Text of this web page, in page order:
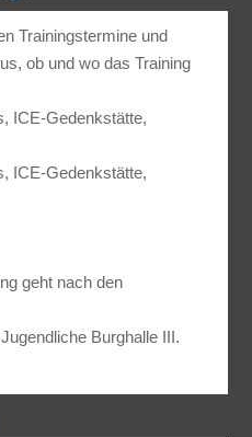
Trainingstermine und
ob und wo das Training
ICE-Gedenkstätte,
ICE-Gedenkstätte,
geht nach den
Burghalle III.